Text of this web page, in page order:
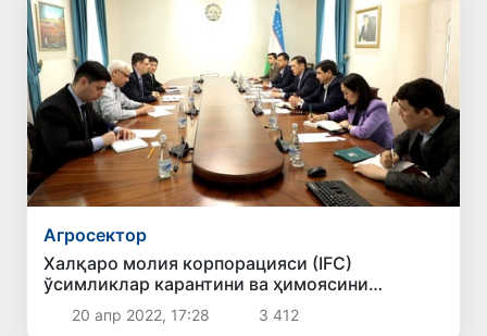
Агросектор
Халқаро молия корпорацияси (IFC)
ўсимликлар карантини ва ҳимоясини
таъминлашда ҳамкорлик қилади
20 апр 2022, 17:28 3 412